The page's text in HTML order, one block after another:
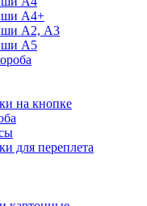
А4+
А2, А3
А5
на кнопке
для переплета